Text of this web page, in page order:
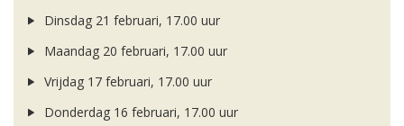
Dinsdag 21 februari, 17.00 uur
Maandag 20 februari, 17.00 uur
Vrijdag 17 februari, 17.00 uur
Donderdag 16 februari, 17.00 uur